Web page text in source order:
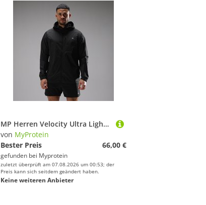
MP Herren Velocity Ultra Lightweight Packable Jacket - Schwarz - XS
von MyProtein
Bester Preis
66,00 €
gefunden bei Myprotein
zuletzt überprüft am 07.08.2026 um 00:53; der
Preis kann sich seitdem geändert haben.
Keine weiteren Anbieter